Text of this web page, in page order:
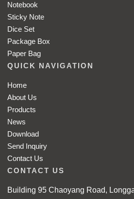
Notebook
Sticky Note
Dice Set
Package Box
Paper Bag
QUICK NAVIGATION
Home
About Us
Products
News
Download
Send Inquiry
Contact Us
CONTACT US
Building 95 Chaoyang Road,